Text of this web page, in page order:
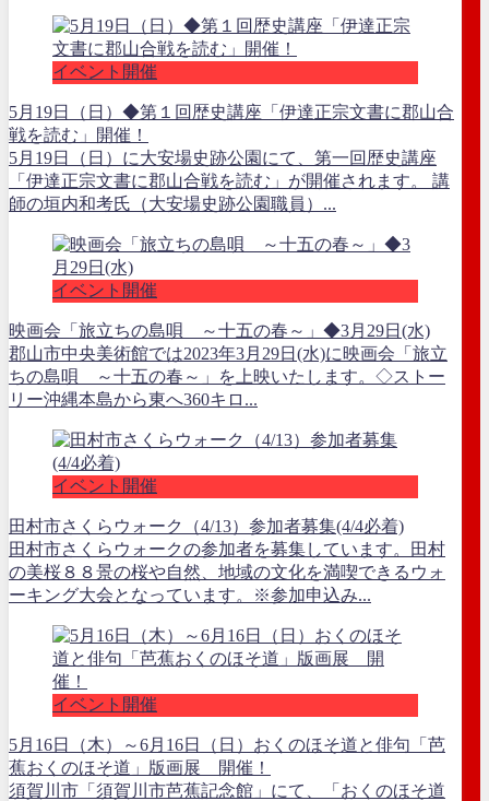
イベント開催
5月19日（日）◆第１回歴史講座「伊達正宗文書に郡山合
戦を読む」開催！
5月19日（日）に大安場史跡公園にて、第一回歴史講座
「伊達正宗文書に郡山合戦を読む」が開催されます。 講
師の垣内和考氏（大安場史跡公園職員）...
イベント開催
映画会「旅立ちの島唄 ～十五の春～」◆3月29日(水)
郡山市中央美術館では2023年3月29日(水)に映画会「旅立
ちの島唄 ～十五の春～」を上映いたします。◇ストー
リー沖縄本島から東へ360キロ...
イベント開催
田村市さくらウォーク（4/13）参加者募集(4/4必着)
田村市さくらウォークの参加者を募集しています。田村
の美桜８８景の桜や自然、地域の文化を満喫できるウォ
ーキング大会となっています。※参加申込み...
イベント開催
5月16日（木）～6月16日（日）おくのほそ道と俳句「芭
蕉おくのほそ道」版画展 開催！
須賀川市「須賀川市芭蕉記念館」にて、「おくのほそ道